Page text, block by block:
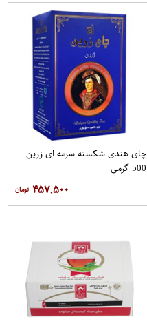
چای هندی شکسته سرمه ای زرین
500 گرمی
۴۵۷,۵۰۰